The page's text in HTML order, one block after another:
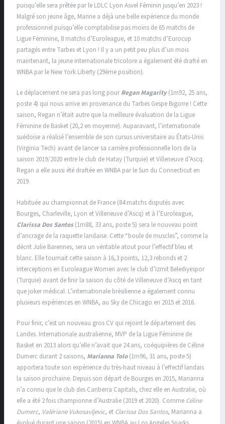
puisqu’elle sera prêtée par le LDLC Lyon Asvel Féminin jusqu’en 2023 !
Malgré son jeune âge, Marine a déjà une belle expérience du monde
professionnel puisqu’elle comptabilise pas moins de 65 matchs de
Ligue Féminine, 8 matchs d’Euroleague, et 10 matchs d’Eurocup
partagés entre Tarbes et Lyon ! Il y a un petit peu plus d’un mois
maintenant, la jeune internationale tricolore a également été drafté en
WNBA par le New York Liberty (29ème position).
Le déplacement ne sera pas long pourRegan Magarity(1m92, 25 ans,
poste 4) qui nous arrive en provenance du Tarbes Gespe Bigorre ! Cette
saison, Regan n’était autre que la meilleure évaluation de la Ligue
Féminine de Basket (20,2 en moyenne). Auparavant, l’internationale
suédoise a réalisé l’ensemble de son cursus universitaire au États-Unis
(Virginia Tech) avant de lancer sa carrière professionnelle lors de la
saison 2019/2020 entre le club de Hatay (Turquie) et Villeneuve d’Ascq.
Regan a elle aussi été draftée en WNBA par le Sun du Connecticut en
2019.
Habituée au championnat de France (84 matchs disputés avec
Bourges, Charleville, Lyon et Villeneuve d’Ascq) et à l’Euroleague,
Clarissa Dos Santos(1m88, 33 ans, poste 5) sera le nouveau point
d’ancrage de la raquette landaise. Cette “boule de muscles”, comme la
décrit Julie Barennes, sera un véritable atout pour l’effectif bleu et
blanc. Elle tournait cette saison à 16,3 points, 12,3 rebonds et 2
interceptions en Euroleague Women avec le club d’Izmit Belediyespor
(Turquie) avant de finir la saison du côté de Villeneuve d’Ascq en tant
que joker médical. L’internationale brésilienne a également connu
plusieurs expériences en WNBA, au Sky de Chicago en 2015 et 2016.
Pour finir, c’est un nouveau gros CV qui rejoint le département des
Landes. Internationale australienne, MVP de la Ligue Féminine de
Basket en 2013 alors qu’elle n’avait que 24 ans, coéquipières de Céline
Dumerc durant 2 saisons, Marianna Tolo(1m96, 31 ans, poste 5)
apportera toute son expérience du très-haut niveau à l’effectif landais
la saison prochaine. Depuis son départ de Bourges en 2015, Marianna
n’a connu que le club des Canberra Capitals, chez elle en Australie, où
elle a été 2 fois championne d’Australie (2019 et 2020). Comme Céline
Dumerc, Valériane Vukosavljevic, et Clarissa Dos Santos, Marianna a